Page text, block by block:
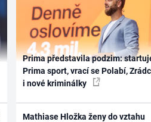
Prima představila podzim:
Prima sport, vrací se Polabí,
i nové kriminálky
Mathiase Hložka ženy do vztahu